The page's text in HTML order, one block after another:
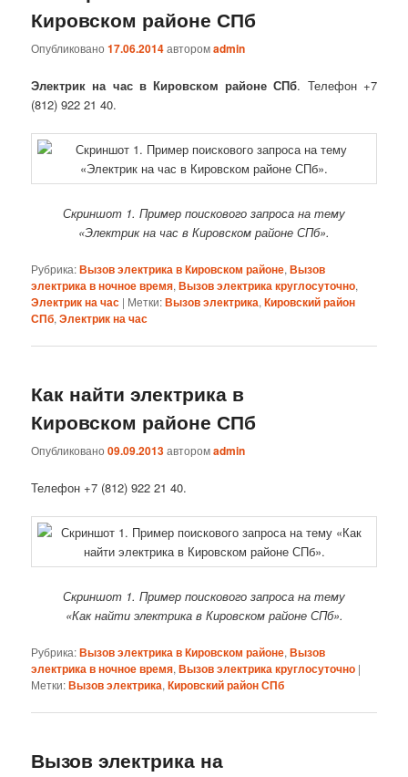
Кировском районе СПб
Опубликовано17.06.2014авторомadmin
Электрик на час в Кировском районе СПб. Телефон +7
(812) 922 21 40.
Скриншот 1. Пример поискового запроса на тему
«Электрик на час в Кировском районе СПб».
Рубрика:Вызов электрика в Кировском районе,Вызов
электрика в ночное время,Вызов электрика круглосуточно,
Электрик на час | Метки:Вызов электрика,Кировский район
СПб,Электрик на час
Как найти электрика в
Кировском районе СПб
Опубликовано09.09.2013авторомadmin
Телефон +7 (812) 922 21 40.
Скриншот 1. Пример поискового запроса на тему
«Как найти электрика в Кировском районе СПб».
Рубрика:Вызов электрика в Кировском районе,Вызов
электрика в ночное время,Вызов электрика круглосуточно |
Метки:Вызов электрика,Кировский район СПб
Вызов электрика на